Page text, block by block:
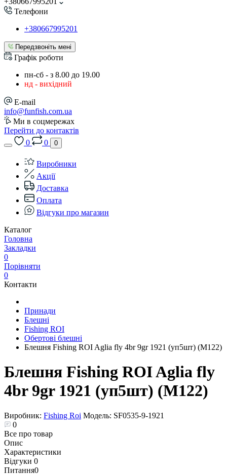
Телефони
+380667995201
Передзвоніть мені
Графік роботи
пн-сб - з 8.00 до 19.00
нд - вихідний
E-mail
info@funfish.com.ua
Ми в соцмережах
Перейти до контактів
0
0 0
Виробники
Акції
Доставка
Оплата
Відгуки про магазин
Каталог
Головна
Закладки
0
Порівняти
0
Контакти
Принади
Блешні
Fishing ROI
Обертові блешні
Блешня Fishing ROI Aglia fly 4br 9gr 1921 (уп5шт) (M122)
Блешня Fishing ROI Aglia fly
4br 9gr 1921 (уп5шт) (M122)
Виробник: Fishing Roi Модель: SF0535-9-1921
0
Все про товар
Опис
Характеристики
Відгуки 0
Питання0